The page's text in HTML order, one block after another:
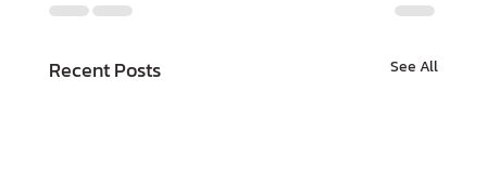
Recent Posts See All